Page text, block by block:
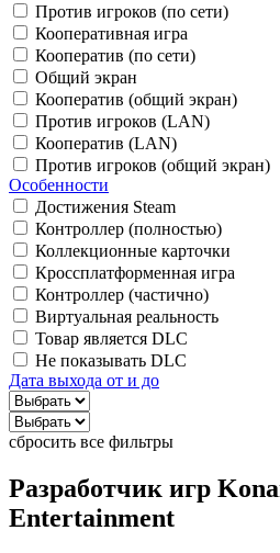
Против игроков (по сети)
Кооперативная игра
Кооператив (по сети)
Общий экран
Кооператив (общий экран)
Против игроков (LAN)
Кооператив (LAN)
Против игроков (общий экран)
Особенности
Достижения Steam
Контроллер (полностью)
Коллекционные карточки
Кроссплатформенная игра
Контроллер (частично)
Виртуальная реальность
Товар является DLC
Не показывать DLC
Дата выхода от и до
сбросить все фильтры
Разработчик игр
Entertainment